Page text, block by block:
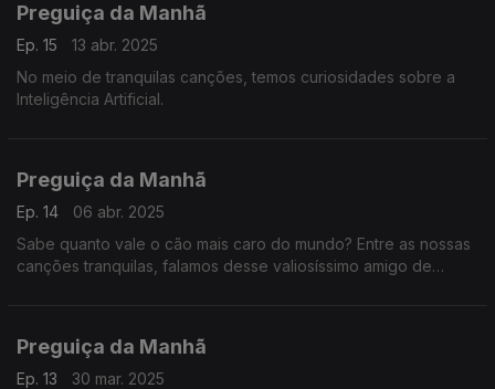
Preguiça da Manhã
Ep. 15
13 abr. 2025
No meio de tranquilas canções, temos curiosidades sobre a
Inteligência Artificial.
Preguiça da Manhã
Ep. 14
06 abr. 2025
Sabe quanto vale o cão mais caro do mundo? Entre as nossas
canções tranquilas, falamos desse valiosíssimo amigo de
Preguiça da Manhã
Ep. 13
30 mar. 2025